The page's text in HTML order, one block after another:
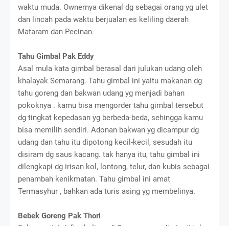
waktu muda. Ownernya dikenal dg sebagai orang yg ulet
dan lincah pada waktu berjualan es keliling daerah
Mataram dan Pecinan.
Tahu Gimbal Pak Eddy
Asal mula kata gimbal berasal dari julukan udang oleh
khalayak Semarang. Tahu gimbal ini yaitu makanan dg
tahu goreng dan bakwan udang yg menjadi bahan
pokoknya . kamu bisa mengorder tahu gimbal tersebut
dg tingkat kepedasan yg berbeda-beda, sehingga kamu
bisa memilih sendiri. Adonan bakwan yg dicampur dg
udang dan tahu itu dipotong kecil-kecil, sesudah itu
disiram dg saus kacang. tak hanya itu, tahu gimbal ini
dilengkapi dg irisan kol, lontong, telur, dan kubis sebagai
penambah kenikmatan. Tahu gimbal ini amat
Termasyhur , bahkan ada turis asing yg membelinya.
Bebek Goreng Pak Thori